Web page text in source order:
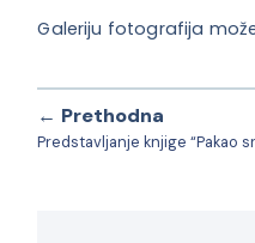
Galeriju fotografija
← Prethodna